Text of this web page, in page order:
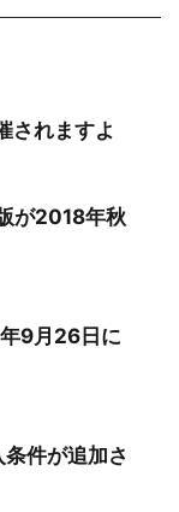
されますよ
が2018年秋
9月26日に
件が追加さ